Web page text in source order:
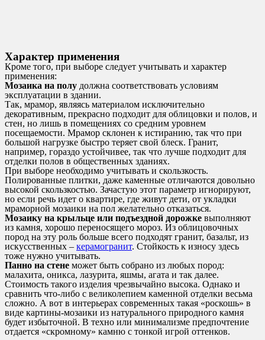
Характер применения
Кроме того, при выборе следует учитывать и характер
применения:
Мозаика на полу должна соответствовать условиям
эксплуатации в здании.
Так, мрамор, являясь материалом исключительно
декоративным, прекрасно подходит для облицовки и полов, и
стен, но лишь в помещениях со средним уровнем
посещаемости. Мрамор склонен к истиранию, так что при
большой нагрузке быстро теряет свой блеск. Гранит,
например, гораздо устойчивее, так что лучше подходит для
отделки полов в общественных зданиях.
При выборе необходимо учитывать и скользкость.
Полированные плитки, даже каменные отличаются довольно
высокой скользкостью. Зачастую этот параметр игнорируют,
но если речь идет о квартире, где живут дети, от укладки
мраморной мозаики на пол желательно отказаться.
Мозаику на крыльце или подъездной дорожке выполняют
из камня, хорошо переносящего мороз. Из облицовочных
пород на эту роль больше всего подходят гранит, базальт, из
искусственных – керамогранит. Стойкость к износу здесь
тоже нужно учитывать.
Панно на стене может быть собрано из любых пород:
малахита, оникса, лазурита, яшмы, агата и так далее.
Стоимость такого изделия чрезвычайно высока. Однако и
сравнить что-либо с великолепием каменной отделки весьма
сложно. А вот в интерьерах современных такая «роскошь» в
виде картины-мозаики из натурального природного камня
будет избыточной. В техно или минимализме предпочтение
отдается «скромному» камню с тонкой игрой оттенков.